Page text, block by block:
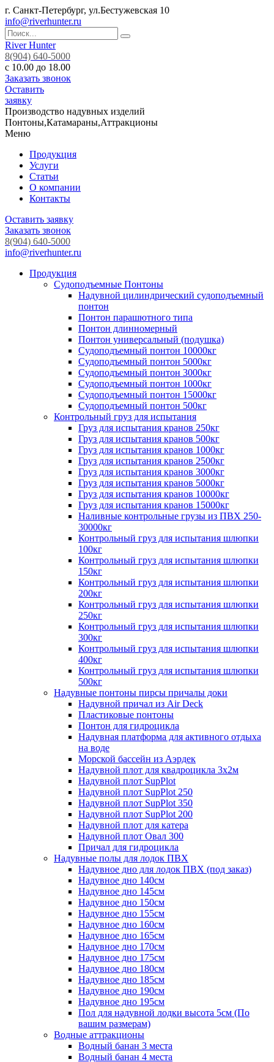
г. Санкт-Петербург, ул.Бестужевская 10
info@riverhunter.ru
River Hunter
8(904) 640-5000
с 10.00 до 18.00
Заказать звонок
Оставить
заявку
Производство надувных изделий
Понтоны,Катамараны,Аттракционы
Меню
Продукция
Услуги
Статьи
О компании
Контакты
Оставить заявку
Заказать звонок
8(904) 640-5000
info@riverhunter.ru
Продукция
Судоподъемные Понтоны
Надувной цилиндрический судоподъемный
понтон
Понтон парашютного типа
Понтон длинномерный
Понтон универсальный (подушка)
Судоподъемный понтон 10000кг
Судоподъемный понтон 5000кг
Судоподъемный понтон 3000кг
Судоподъемный понтон 1000кг
Судоподъемный понтон 15000кг
Судоподъемный понтон 500кг
Контрольный груз для испытания
Груз для испытания кранов 250кг
Груз для испытания кранов 500кг
Груз для испытания кранов 1000кг
Груз для испытания кранов 2500кг
Груз для испытания кранов 3000кг
Груз для испытания кранов 5000кг
Груз для испытания кранов 10000кг
Груз для испытания кранов 15000кг
Наливные контрольные грузы из ПВХ 250-
30000кг
Контрольный груз для испытания шлюпки
100кг
Контрольный груз для испытания шлюпки
150кг
Контрольный груз для испытания шлюпки
200кг
Контрольный груз для испытания шлюпки
250кг
Контрольный груз для испытания шлюпки
300кг
Контрольный груз для испытания шлюпки
400кг
Контрольный груз для испытания шлюпки
500кг
Надувные понтоны пирсы причалы доки
Надувной причал из Air Deck
Пластиковые понтоны
Понтон для гидроцикла
Надувная платформа для активного отдыха
на воде
Морской бассейн из Аэрдек
Надувной плот для квадроцикла 3х2м
Надувной плот SupPlot
Надувной плот SupPlot 250
Надувной плот SupPlot 350
Надувной плот SupPlot 200
Надувной плот для катера
Надувной плот Овал 300
Причал для гидроцикла
Надувные полы для лодок ПВХ
Надувное дно для лодок ПВХ (под заказ)
Надувное дно 140см
Надувное дно 145см
Надувное дно 150см
Надувное дно 155см
Надувное дно 160см
Надувное дно 165см
Надувное дно 170см
Надувное дно 175см
Надувное дно 180см
Надувное дно 185см
Надувное дно 190см
Надувное дно 195см
Пол для надувной лодки высота 5см (По
вашим размерам)
Водные аттракционы
Водный банан 3 места
Водный банан 4 места